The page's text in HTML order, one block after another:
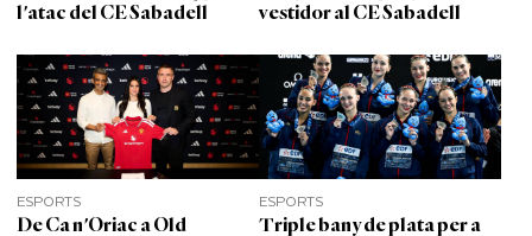
l'atac del CE Sabadell
vestidor al CE Sabadell
ESPORTS
De Ca n'Oriac a Old
ESPORTS
Triple bany de plata per a